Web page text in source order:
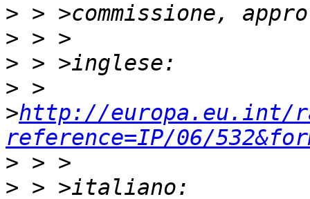
>
>
>
> >
>http://europa.eu.int/
reference=IP/06/
>
>